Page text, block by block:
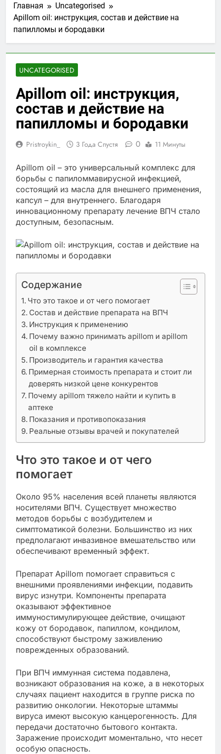
Главная
Uncategorised
Apillom oil: инструкция, состав и действие на
папилломы и бородавки
UNCATEGORISED
Apillom oil: инструкция,
состав и действие на
папилломы и бородавки
Pristroykin_ 3 Года Спустя 0 11 Минуты
Apillom oil – это универсальный комплекс для
борьбы с папиломмавирусной инфекцией,
состоящий из масла для внешнего применения,
капсул – для внутреннего. Благодаря
инновационному препарату лечение ВПЧ стало
доступным, безопасным.
Содержание
Что это такое и от чего помогает
Состав и действие препарата на ВПЧ
Инструкция к применению
Почему важно принимать apillom и apillom
oil в комплексе
Производитель и гарантия качества
Примерная стоимость препарата и стоит ли
доверять низкой цене конкурентов
Почему apillom тяжело найти и купить в
аптеке
Показания и противопоказания
Реальные отзывы врачей и покупателей
Что это такое и от чего
помогает
Около 95% населения всей планеты являются
носителями ВПЧ. Существует множество
методов борьбы с возбудителем и
симптоматикой болезни. Большинство из них
предполагают инвазивное вмешательство или
обеспечивают временный эффект.
Препарат Apillom помогает справиться с
внешними проявлениями инфекции, подавить
вирус изнутри. Компоненты препарата
оказывают эффективное
иммуностимулирующее действие, очищают
кожу от бородавок, папиллом, кондилом,
способствуют быстрому заживлению
поврежденных образований.
При ВПЧ иммунная система подавлена,
возникают образования на коже, а в некоторых
случаях пациент находится в группе риска по
развитию онкологии. Некоторые штаммы
вируса имеют высокую канцерогенность. Для
передачи достаточно бытового контакта.
Заражение происходит моментально, что несет
особую опасность.